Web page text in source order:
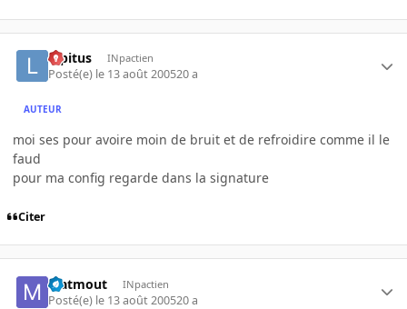
lopitus INpactien
Posté(e) le 13 août 200520 a
AUTEUR
moi ses pour avoire moin de bruit et de refroidire comme il le
faud
pour ma config regarde dans la signature
Citer
Matmout INpactien
Posté(e) le 13 août 200520 a